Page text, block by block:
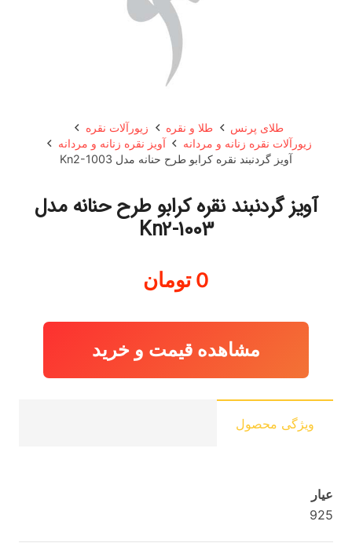
طلای پرنس طلا و نقره
زیورآلات نقره
زیورآلات نقره زنانه و مردانه
آویز نقره زنانه و مردانه
آویز گردنبند نقره کرابو طرح حنانه مدل Kn2-1003
آویز گردنبند نقره کرابو طرح حنانه مدل
Kn2-1003
0 تومان
مشاهده قیمت و خرید
ویژگی محصول
عیار
925